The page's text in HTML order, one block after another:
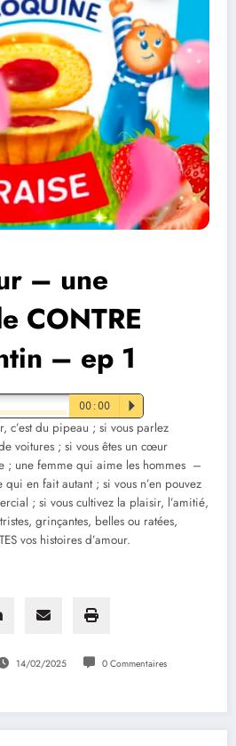
– une
CONTRE
– ep 1
00:00 P
c’est du pipeau ; si vous parlez
voitures ; si vous êtes un cœur
; une femme qui aime les hommes –
en fait autant ; si vous n’en pouvez
; si vous cultivez la plaisir, l’amitié,
grinçantes, belles ou ratées,
vos histoires d’amour.
14/02/2025 0 Commentaires